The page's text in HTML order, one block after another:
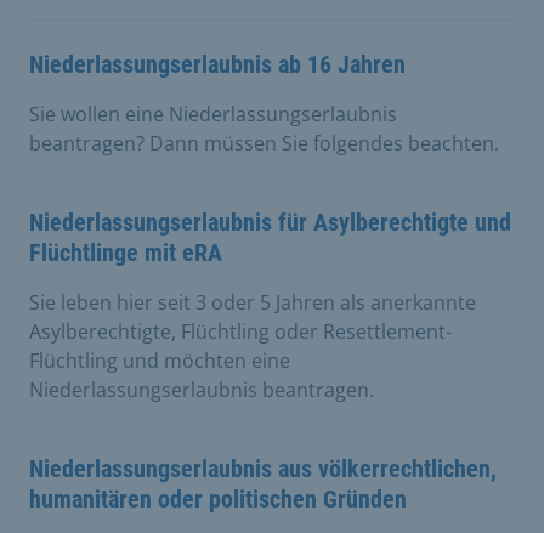
Niederlassungserlaubnis ab 16 Jahren
Sie wollen eine Niederlassungserlaubnis
beantragen? Dann müssen Sie folgendes beachten.
Niederlassungserlaubnis für Asylberechtigte und
Flüchtlinge mit eRA
Sie leben hier seit 3 oder 5 Jahren als anerkannte
Asylberechtigte, Flüchtling oder Resettlement-
Flüchtling und möchten eine
Niederlassungserlaubnis beantragen.
Niederlassungserlaubnis aus völkerrechtlichen,
humanitären oder politischen Gründen